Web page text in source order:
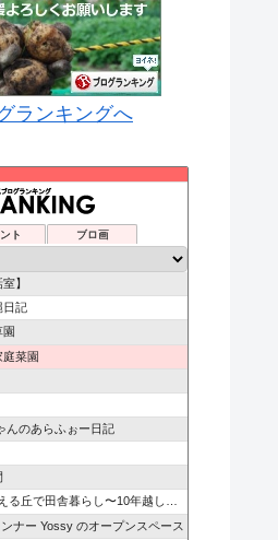
ランキングへ
ト ブロ画
】
日記
庭菜園
んのあらふぉー日記
田舎暮らし〜10年越しの夢叶えました〜
ナー Yossy のオープンスペース